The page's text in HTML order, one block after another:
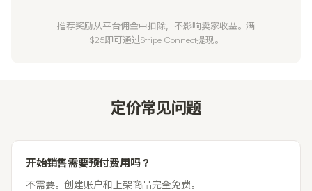
推荐奖励从平台佣金中扣除，不影响卖家收益。满
$25即可通过Stripe Connect提现。
定价常见问题
开始销售需要预付费用吗？
不需要。创建账户和上架商品完全免费。